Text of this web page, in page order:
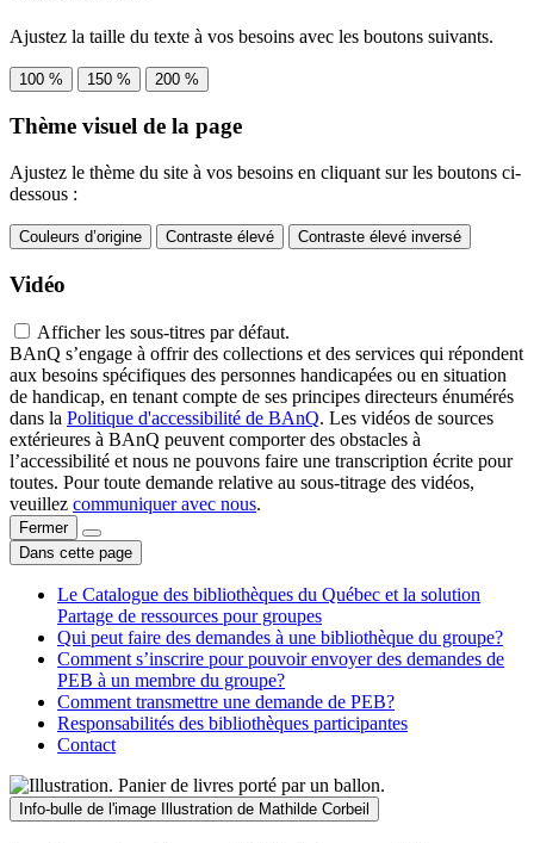
Ajustez la taille du texte à vos besoins avec les boutons suivants.
100 % 150 % 200 %
Thème visuel de la page
Ajustez le thème du site à vos besoins en cliquant sur les boutons ci-
dessous :
Couleurs d’origine Contraste élevé Contraste élevé inversé
Vidéo
Afficher les sous-titres par défaut.
BAnQ s’engage à offrir des collections et des services qui répondent
aux besoins spécifiques des personnes handicapées ou en situation
de handicap, en tenant compte de ses principes directeurs énumérés
dans la Politique d'accessibilité de BAnQ. Les vidéos de sources
extérieures à BAnQ peuvent comporter des obstacles à
l’accessibilité et nous ne pouvons faire une transcription écrite pour
toutes. Pour toute demande relative au sous-titrage des vidéos,
veuillez communiquer avec nous.
Fermer
Dans cette page
Le Catalogue des bibliothèques du Québec et la solution
Partage de ressources pour groupes
Qui peut faire des demandes à une bibliothèque du groupe?
Comment s’inscrire pour pouvoir envoyer des demandes de
PEB à un membre du groupe?
Comment transmettre une demande de PEB?
Responsabilités des bibliothèques participantes
Contact
Info-bulle de l'image Illustration de Mathilde Corbeil